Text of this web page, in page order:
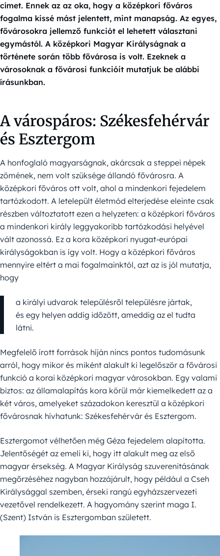
címet. Ennek az az oka, hogy a középkori főváros
fogalma kissé mást jelentett, mint manapság. Az egyes,
fővárosokra jellemző funkciót el lehetett választani
egymástól. A középkori Magyar Királyságnak a
története során több fővárosa is volt. Ezeknek a
városoknak a fővárosi funkcióit mutatjuk be alábbi
írásunkban.
A várospáros: Székesfehérvár
és Esztergom
A honfoglaló magyarságnak, akárcsak a steppei népek
zömének, nem volt szüksége állandó fővárosra. A
középkori főváros ott volt, ahol a mindenkori fejedelem
tartózkodott. A letelepült életmód elterjedése eleinte csak
részben változtatott ezen a helyzeten: a középkori főváros
a mindenkori király leggyakoribb tartózkodási helyével
vált azonossá. Ez a kora középkori nyugat-európai
királyságokban is így volt. Hogy a középkori főváros
mennyire eltért a mai fogalmainktól, azt az is jól mutatja,
hogy
a királyi udvarok településről településre jártak,
és egy helyen addig időzött, ameddig az el tudta
látni.
Megfelelő írott források híján nincs pontos tudomásunk
arról, hogy mikor és miként alakult ki legelőször a fővárosi
funkció a korai középkori magyar városokban. Egy valami
biztos: az államalapítás kora körül már kiemelkedett az a
két város, amelyeket századokon keresztül a középkori
fővárosnak hívhatunk: Székesfehérvár és Esztergom.
Esztergomot vélhetően még Géza fejedelem alapította.
Jelentőségét az emeli ki, hogy itt alakult meg az első
magyar érsekség. A Magyar Királyság szuverenitásának
megőrzéséhez nagyban hozzájárult, hogy például a Cseh
Királysággal szemben, érseki rangú egyházszervezeti
vezetővel rendelkezett. A hagyomány szerint maga I.
(Szent) István is Esztergomban született.